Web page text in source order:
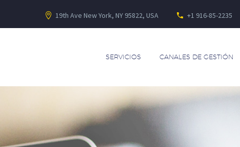
19th Ave New York, NY 95822, USA +1 916-85-2235
SERVICIOS CANALES DE GESTIÓN